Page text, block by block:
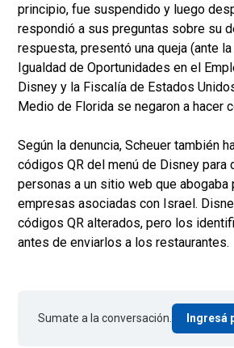
principio, fue suspendido y luego
respondió a sus preguntas sobre su
respuesta, presentó una queja (ante
Igualdad de Oportunidades en el
Disney y la Fiscalía de Estados
Medio de Florida se negaron a hacer
Según la denuncia, Scheuer también
códigos QR del menú de Disney para
personas a un sitio web que abogaba
empresas asociadas con Israel.
códigos QR alterados, pero los
antes de enviarlos a los restaurantes.
Sumate a la conversación. Ingresá